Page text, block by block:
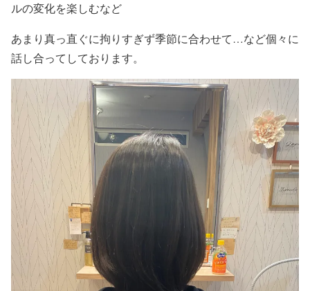
ルの変化を楽しむなど
あまり真っ直ぐに拘りすぎず季節に合わせて…など個々に
話し合ってしております。